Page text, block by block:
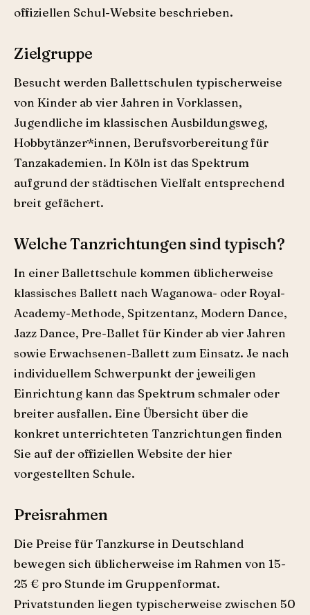
offiziellen Schul-Website beschrieben.
Zielgruppe
Besucht werden Ballettschulen typischerweise
von Kinder ab vier Jahren in Vorklassen,
Jugendliche im klassischen Ausbildungsweg,
Hobbytänzer*innen, Berufsvorbereitung für
Tanzakademien. In Köln ist das Spektrum
aufgrund der städtischen Vielfalt entsprechend
breit gefächert.
Welche Tanzrichtungen sind typisch?
In einer Ballettschule kommen üblicherweise
klassisches Ballett nach Waganowa- oder Royal-
Academy-Methode, Spitzentanz, Modern Dance,
Jazz Dance, Pre-Ballet für Kinder ab vier Jahren
sowie Erwachsenen-Ballett zum Einsatz. Je nach
individuellem Schwerpunkt der jeweiligen
Einrichtung kann das Spektrum schmaler oder
breiter ausfallen. Eine Übersicht über die
konkret unterrichteten Tanzrichtungen finden
Sie auf der offiziellen Website der hier
vorgestellten Schule.
Preisrahmen
Die Preise für Tanzkurse in Deutschland
bewegen sich üblicherweise im Rahmen von 15-
25 € pro Stunde im Gruppenformat.
Privatstunden liegen typischerweise zwischen 50